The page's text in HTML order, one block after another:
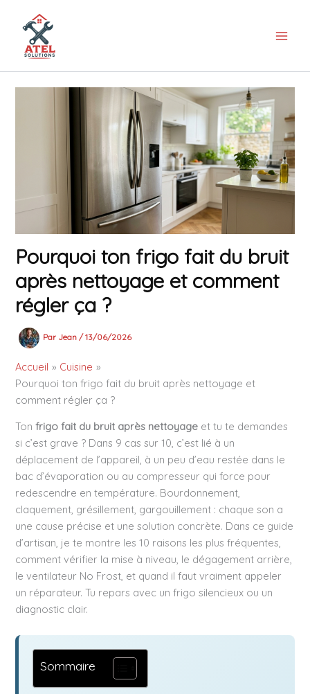
contenu
Pourquoi ton frigo fait du bruit
après nettoyage et comment
régler ça ?
Par Jean /13/06/2026
Accueil
Cuisine
Pourquoi ton frigo fait du bruit après nettoyage et
comment régler ça ?
Tonfrigo fait du bruit après nettoyage et tu te demandes
si c’est grave ? Dans 9 cas sur 10, c’est lié à un
déplacement de l’appareil, à un peu d’eau restée dans le
bac d’évaporation ou au compresseur qui force pour
redescendre en température. Bourdonnement,
claquement, grésillement, gargouillement : chaque son a
une cause précise et une solution concrète. Dans ce guide
d’artisan, je te montre les 10 raisons les plus fréquentes,
comment vérifier la mise à niveau, le dégagement arrière,
le ventilateur No Frost, et quand il faut vraiment appeler
un réparateur. Tu repars avec un frigo silencieux ou un
diagnostic clair.
Sommaire